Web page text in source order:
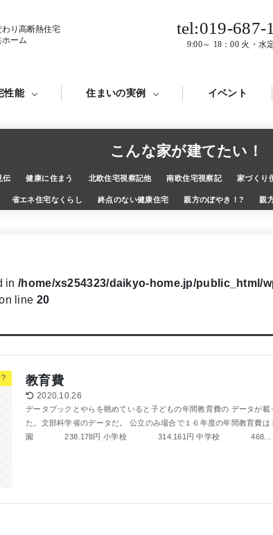
り高断熱住宅
ーム
tel:019-687-
9:00～ 18：00 火・水
性能 住まいの実例 イベント
こんな家が建てたい！
伝 健康に住まう 北欧住宅視察記他 南欧住宅視察記 家づくり
省エネ住宅なくらし 終点のない健康住宅 親方のぼやき！? 親
in/home/xs254323/daikyo-home.jp/public_html/
line 20
教育費
2020.10.26
データブックとやらを眺めていると子どもの年間教育費の データが載
た。文部科学省のデータだ。 公立のみ場合で１６年度の年間教育費は
園 238.178円 小学校 314.161円 中学校 468...